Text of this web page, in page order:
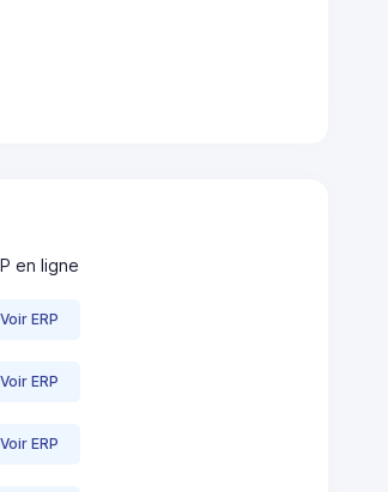
en ligne
Voir ERP
Voir ERP
Voir ERP